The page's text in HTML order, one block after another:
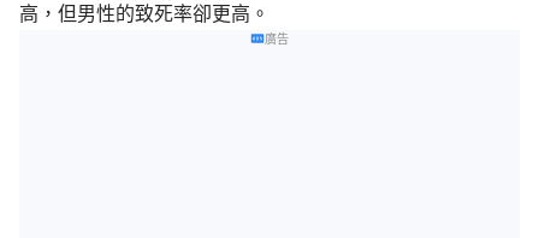
高，但男性的致死率卻更高。
廣告